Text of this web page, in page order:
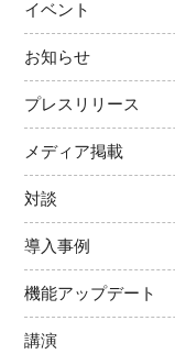
イベント
お知らせ
プレスリリース
メディア掲載
対談
導入事例
機能アップデート
講演